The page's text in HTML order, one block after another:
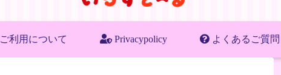
ご利用について Privacypolicy よくあるご質問